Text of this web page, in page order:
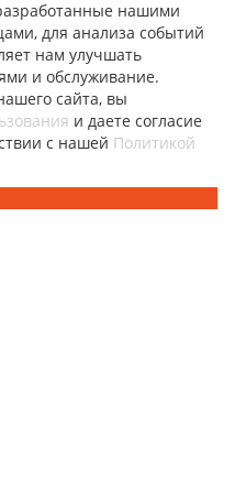
нашими
для анализа событий
нам улучшать
и обслуживание.
сайта, вы
и даете согласие
с нашей Политикой